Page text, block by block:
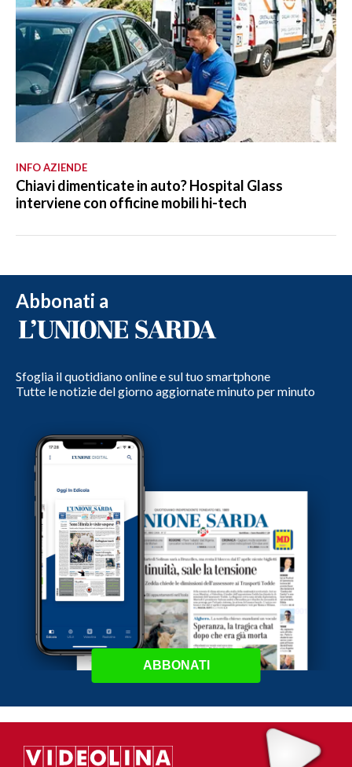
INFO AZIENDE
Chiavi dimenticate in auto? Hospital Glass
interviene con officine mobili hi-tech
Abbonati a
Sfoglia il quotidiano online e sul tuo smartphone
Tutte le notizie del giorno aggiornate minuto per minuto
ABBONATI